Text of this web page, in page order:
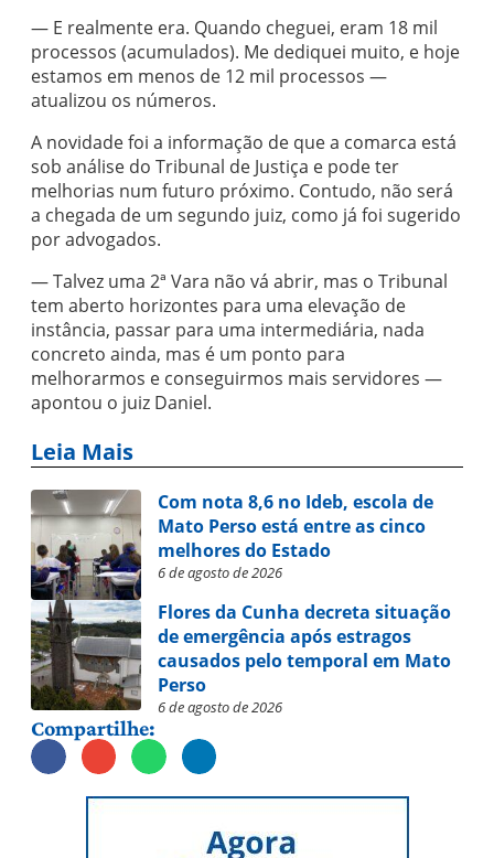
— E realmente era. Quando cheguei, eram 18 mil
processos (acumulados). Me dediquei muito, e hoje
estamos em menos de 12 mil processos —
atualizou os números.
A novidade foi a informação de que a comarca está
sob análise do Tribunal de Justiça e pode ter
melhorias num futuro próximo. Contudo, não será
a chegada de um segundo juiz, como já foi sugerido
por advogados.
— Talvez uma 2ª Vara não vá abrir, mas o Tribunal
tem aberto horizontes para uma elevação de
instância, passar para uma intermediária, nada
concreto ainda, mas é um ponto para
melhorarmos e conseguirmos mais servidores —
apontou o juiz Daniel.
Leia Mais
Com nota 8,6 no Ideb, escola de
Mato Perso está entre as cinco
melhores do Estado
6 de agosto de 2026
Flores da Cunha decreta situação
de emergência após estragos
causados pelo temporal em Mato
Perso
6 de agosto de 2026
Compartilhe: